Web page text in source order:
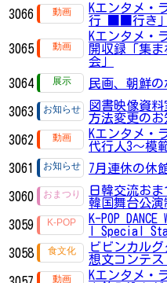
3066
Kエンタメ・
行 ■■行き」
3065
Kエンタメ・
開収録「集
会」
3064 民画、朝鮮
3063
図書映像資
方法変更のお
3062
Kエンタメ・
代行人3～模
3061 7月連休の休
3060
日韓交流お
韓国舞台公
3059
K-POP DANCE
I Special
3058
ビビンカル
想文コンテ
Kエンタメ・